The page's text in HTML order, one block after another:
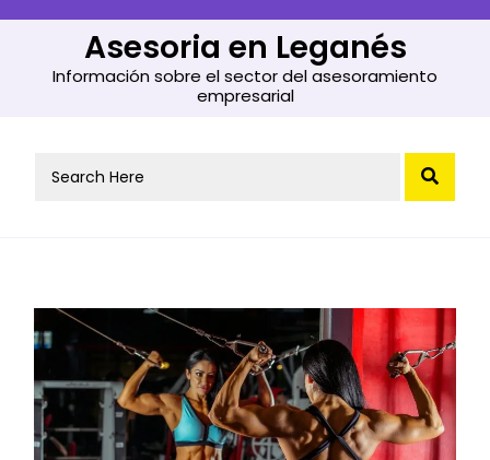
content
Asesoria en Leganés
Información sobre el sector del asesoramiento
empresarial
for: